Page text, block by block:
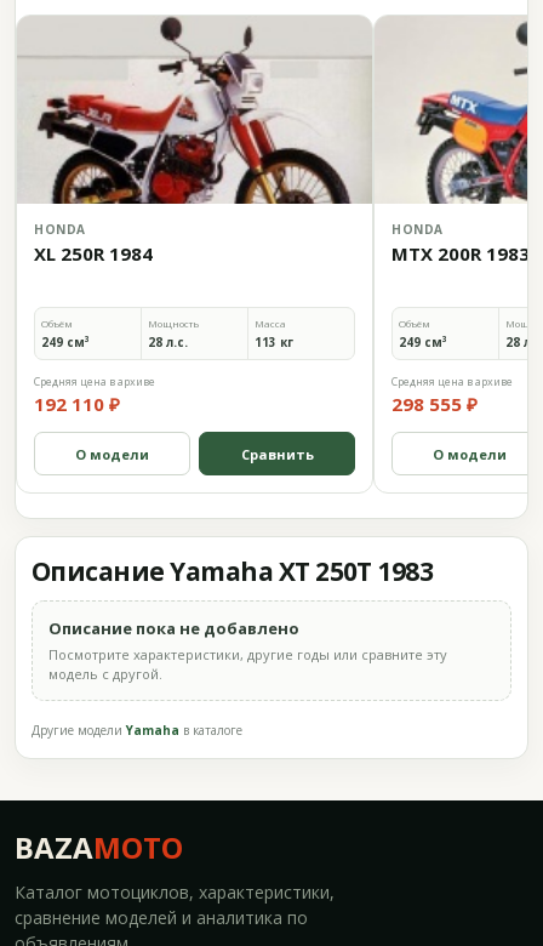
HONDA
XL 250R 1984
Объём
249 см³
Мощность
28 л.с.
Масса
113 кг
Средняя цена в архиве
192 110 ₽
О модели Сравнить
HONDA
MTX 200R 1983
Объём
249 см³ 28
Средняя цена в архиве
298 555 ₽
О модели
Описание Yamaha XT 250T 1983
Описание пока не добавлено
Посмотрите характеристики, другие годы или сравните эту
модель с другой.
Другие моделиYamaha в каталоге
BAZAMOTO
Каталог мотоциклов, характеристики,
сравнение моделей и аналитика по